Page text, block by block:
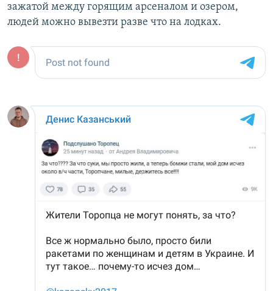
зажатой между горящим арсеналом и озером,
людей можно вывезти разве что на лодках.